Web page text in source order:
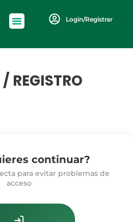
Login/Registrar
REGISTRO
continuar?
para evitar problemas de
acceso